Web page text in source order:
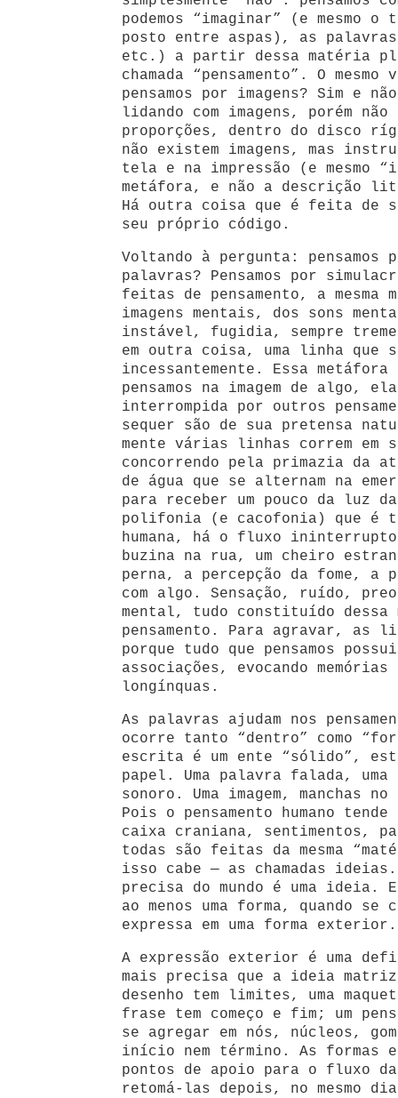
podemos “imaginar” (e mesmo
posto entre aspas), as
etc.) a partir dessa matéria
chamada “pensamento”. O
pensamos por imagens? Sim e
lidando com imagens, porém não
proporções, dentro do disco
não existem imagens, mas
tela e na impressão (e mesmo
metáfora, e não a descrição
Há outra coisa que é feita de
seu próprio código.
Voltando à pergunta: pensamos
palavras? Pensamos por
feitas de pensamento, a mesma
imagens mentais, dos sons
instável, fugidia, sempre
em outra coisa, uma linha que
incessantemente. Essa
pensamos na imagem de algo,
interrompida por outros
sequer são de sua pretensa
mente várias linhas correm em
concorrendo pela primazia da
de água que se alternam na
para receber um pouco da luz
polifonia (e cacofonia) que é
humana, há o fluxo ininterrupto
buzina na rua, um cheiro
perna, a percepção da fome, a
com algo. Sensação, ruído,
mental, tudo constituído dessa
pensamento. Para agravar, as
porque tudo que pensamos
associações, evocando memórias
longínquas.
As palavras ajudam nos
ocorre tanto “dentro” como
escrita é um ente “sólido”,
papel. Uma palavra falada,
sonoro. Uma imagem, manchas
Pois o pensamento humano
caixa craniana, sentimentos,
todas são feitas da mesma
isso cabe — as chamadas
precisa do mundo é uma ideia.
ao menos uma forma, quando
expressa em uma forma exterior.
A expressão exterior é uma
mais precisa que a ideia matriz,
desenho tem limites, uma
frase tem começo e fim; um
se agregar em nós, núcleos,
início nem término. As formas
pontos de apoio para o fluxo
retomá-las depois, no mesmo